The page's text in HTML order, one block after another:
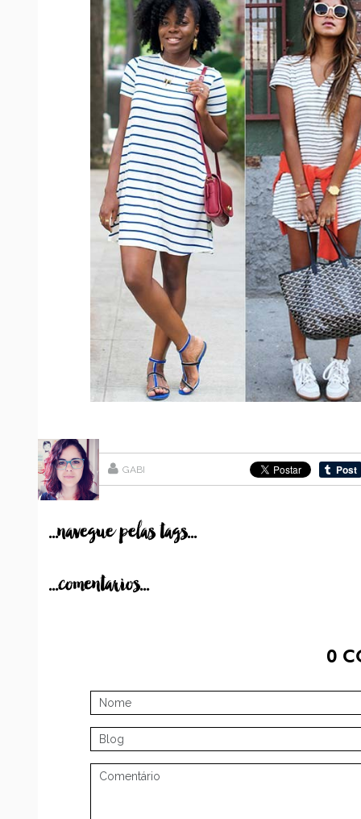
GABI
...navegue pelas tags...
...comentarios...
0